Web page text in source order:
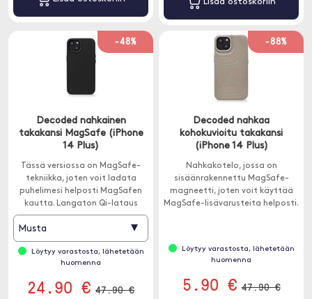
-48%
Decoded nahkainen
takakansi MagSafe (iPhone
14 Plus)
Tässä versiossa on MagSafe-
tekniikka, joten voit ladata
puhelimesi helposti MagSafen
kautta. Langaton Qi-lataus
toimii myös kotelon ollessa
Musta ▾
Löytyy varastosta, lähetetään
huomenna
24.90 € 47.90 €
-88%
Decoded nahkaa
kohokuvioitu takakansi
(iPhone 14 Plus)
Nahkakotelo, jossa on
sisäänrakennettu MagSafe-
magneetti, joten voit käyttää
MagSafe-lisävarusteita helposti.
Löytyy varastosta, lähetetään
huomenna
5.90 € 47.90 €